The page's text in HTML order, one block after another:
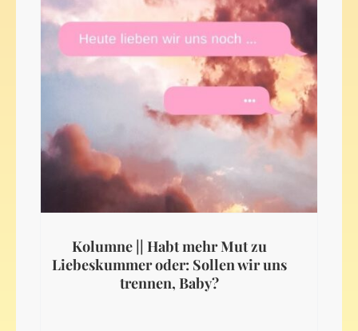
Kolumne || Habt mehr Mut zu
Liebeskummer oder: Sollen wir uns
trennen, Baby?